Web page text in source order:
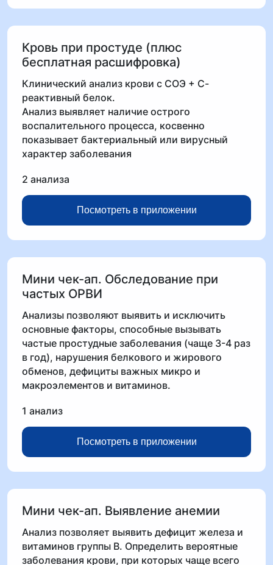
Кровь при простуде (плюс
бесплатная расшифровка)
Клинический анализ крови с СОЭ + С-
реактивный белок.
Анализ выявляет наличие острого
воспалительного процесса, косвенно
показывает бактериальный или вирусный
характер заболевания
2 анализа
Посмотреть в приложении
Мини чек-ап. Обследование при
частых ОРВИ
Анализы позволяют выявить и исключить
основные факторы, способные вызывать
частые простудные заболевания (чаще 3-4 раз
в год), нарушения белкового и жирового
обменов, дефициты важных микро и
макроэлементов и витаминов.
1 анализ
Посмотреть в приложении
Мини чек-ап. Выявление анемии
Анализ позволяет выявить дефицит железа и
витаминов группы В. Определить вероятные
заболевания крови, при которых чаще всего